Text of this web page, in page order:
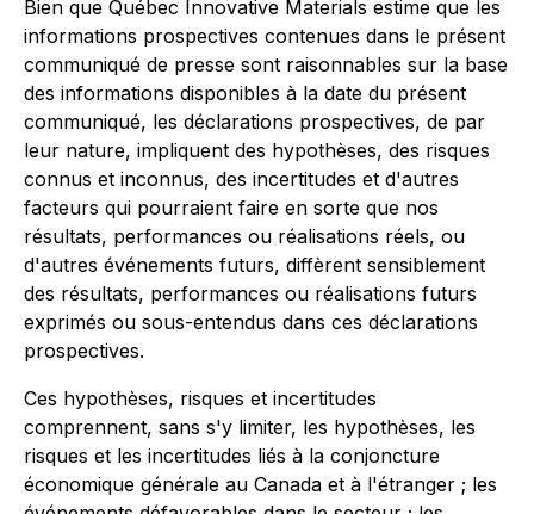
Bien que Québec Innovative Materials estime que les
informations prospectives contenues dans le présent
communiqué de presse sont raisonnables sur la base
des informations disponibles à la date du présent
communiqué, les déclarations prospectives, de par
leur nature, impliquent des hypothèses, des risques
connus et inconnus, des incertitudes et d'autres
facteurs qui pourraient faire en sorte que nos
résultats, performances ou réalisations réels, ou
d'autres événements futurs, diffèrent sensiblement
des résultats, performances ou réalisations futurs
exprimés ou sous-entendus dans ces déclarations
prospectives.
Ces hypothèses, risques et incertitudes
comprennent, sans s'y limiter, les hypothèses, les
risques et les incertitudes liés à la conjoncture
économique générale au Canada et à l'étranger ; les